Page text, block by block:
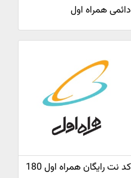
دائمی همراه اول
کد نت رایگان همراه اول 180